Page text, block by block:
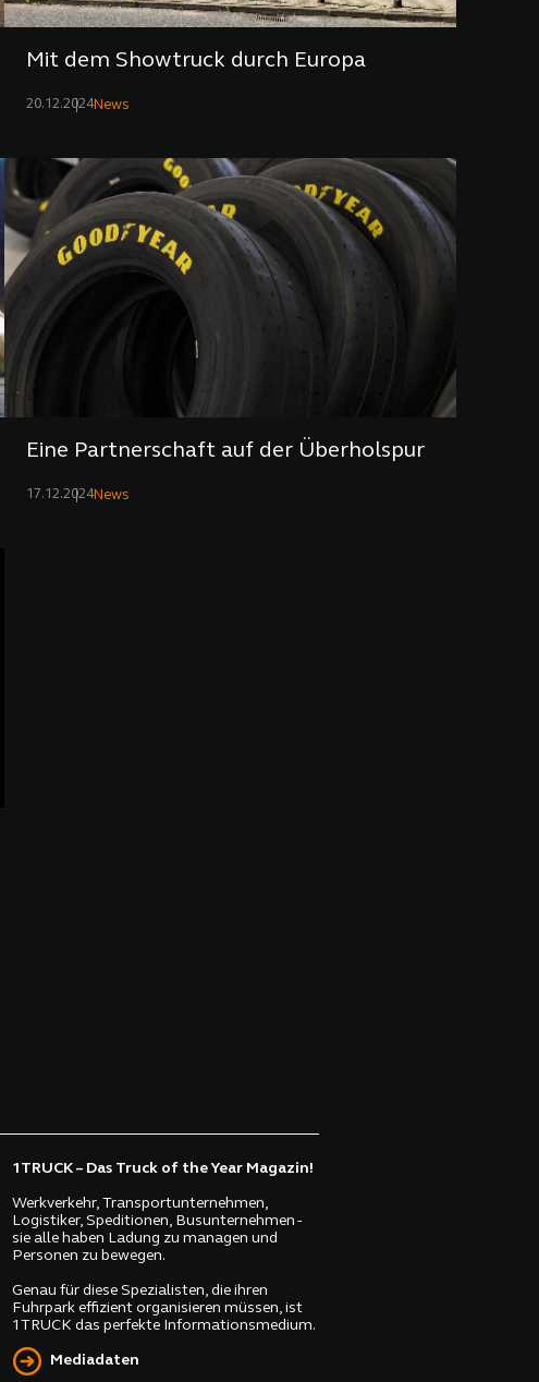
Mit dem Showtruck durch Europa
20.12.2024News
Eine Partnerschaft auf der Überholspur
17.12.2024News
1TRUCK – Das Truck of the Year Magazin!
Werkverkehr, Transportunternehmen,
Logistiker, Speditionen, Busunternehmen -
sie alle haben Ladung zu managen und
Personen zu bewegen.
Genau für diese Spezialisten, die ihren
Fuhrpark effizient organisieren müssen, ist
1TRUCK das perfekte Informationsmedium.
Mediadaten